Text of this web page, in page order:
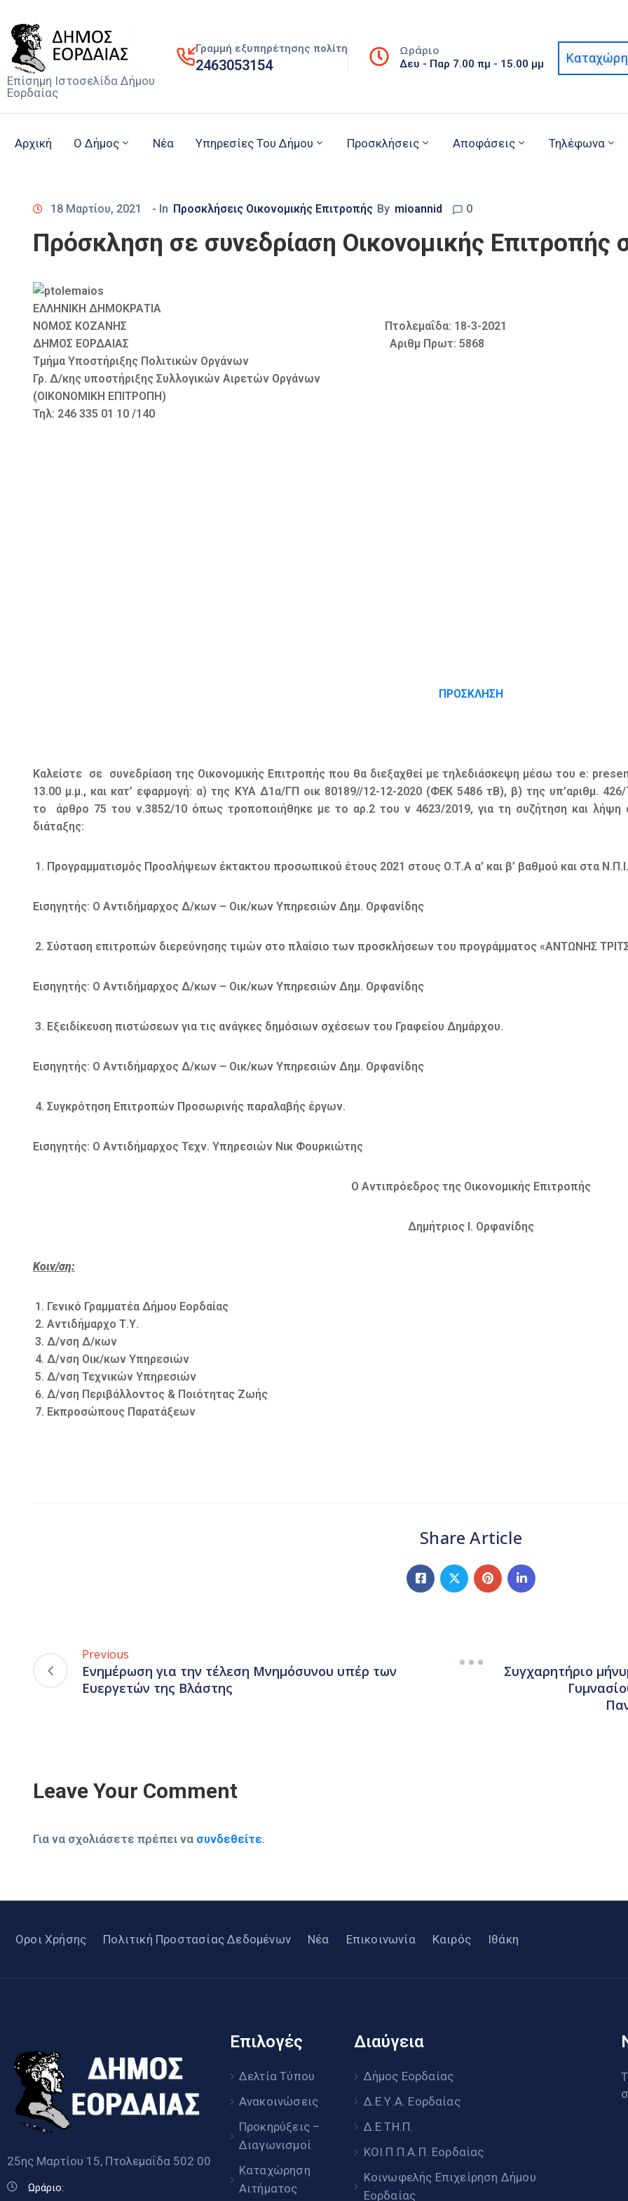
Επίσημη Ιστοσελίδα Δήμου
Εορδαίας
Γραμμή εξυπηρέτησης πολίτη
2463053154
Ωράριο
Δευ - Παρ 7.00 πμ - 15.00 μμ
Αρχική Ο Δήμος Νέα Υπηρεσίες Του Δήμου Προσκλήσεις Αποφάσεις Τηλέφωνα
18 Μαρτίου, 2021 - In Προσκλήσεις Οικονομικής Επιτροπής By mioannid 0
Πρόσκληση σε συνεδρίαση Οικονομικής Επιτροπής
ΕΛΛΗΝΙΚΗ ΔΗΜΟΚΡΑΤΙΑ
ΝΟΜΟΣ ΚΟΖΑΝΗΣ Πτολεμαΐδα: 18-3-2021
ΔΗΜΟΣ ΕΟΡΔΑΙΑΣ Αριθμ Πρωτ: 5868
Τμήμα Υποστήριξης Πολιτικών Οργάνων
Γρ. Δ/κης υποστήριξης Συλλογικών Αιρετών Οργάνων
(ΟΙΚΟΝΟΜΙΚΗ ΕΠΙΤΡΟΠΗ)
Τηλ: 246 335 01 10 /140
ΠΡΟΣΚΛΗΣΗ
Καλείστε σε συνεδρίαση της Οικονομικής Επιτροπής που θα διεξαχθεί με τηλεδιάσκεψη μέσω του e:
13.00 μ.μ., και κατ’ εφαρμογή: α) της ΚΥΑ Δ1α/ΓΠ οικ 80189//12-12-2020 (ΦΕΚ 5486 τΒ), β) της υπ’αριθμ.
το άρθρο 75 του ν.3852/10 όπως τροποποιήθηκε με το αρ.2 του ν 4623/2019, για τη συζήτηση και
διάταξης:
Προγραμματισμός Προσλήψεων έκτακτου προσωπικού έτους 2021 στους Ο.Τ.Α α’ και β’ βαθμού και στα
Εισηγητής: Ο Αντιδήμαρχος Δ/κων – Οικ/κων Υπηρεσιών Δημ. Ορφανίδης
Σύσταση επιτροπών διερεύνησης τιμών στο πλαίσιο των προσκλήσεων του προγράμματος «ΑΝΤΩΝΗΣ
Εισηγητής: Ο Αντιδήμαρχος Δ/κων – Οικ/κων Υπηρεσιών Δημ. Ορφανίδης
Εξειδίκευση πιστώσεων για τις ανάγκες δημόσιων σχέσεων του Γραφείου Δημάρχου.
Εισηγητής: Ο Αντιδήμαρχος Δ/κων – Οικ/κων Υπηρεσιών Δημ. Ορφανίδης
Συγκρότηση Επιτροπών Προσωρινής παραλαβής έργων.
Εισηγητής: Ο Αντιδήμαρχος Τεχν. Υπηρεσιών Νικ Φουρκιώτης
Ο Αντιπρόεδρος της Οικονομικής Επιτροπής
Δημήτριος Ι. Ορφανίδης
Κοιν/ση:
Γενικό Γραμματέα Δήμου Εορδαίας
Αντιδήμαρχο Τ.Υ.
Δ/νση Δ/κων
Δ/νση Οικ/κων Υπηρεσιών
Δ/νση Τεχνικών Υπηρεσιών
Δ/νση Περιβάλλοντος & Ποιότητας Ζωής
Εκπροσώπους Παρατάξεων
Share Article
Previous
Ενημέρωση για την τέλεση Μνημόσυνου υπέρ των
Ευεργετών της Βλάστης
Συγχαρητήριο
Leave Your Comment
Για να σχολιάσετε πρέπει να συνδεθείτε.
Οροι Χρήσης Πολιτική Προστασίας Δεδομένων Νέα Επικοινωνία Καιρός Ιθάκη
25ης Μαρτίου 15, Πτολεμαΐδα 502 00
Ωράριο:
Επιλογές
Δελτία Τύπου
Ανακοινώσεις
Προκηρύξεις –
Διαγωνισμοί
Καταχώρηση
Αιτήματος
Διαύγεια
Δήμος Εορδαίας
Δ.Ε.Υ.Α. Εορδαίας
Δ.Ε.ΤΗ.Π.
ΚΟΙ.Π.Π.Α.Π. Εορδαίας
Κοινωφελής Επιχείρηση Δήμου
Εορδαίας